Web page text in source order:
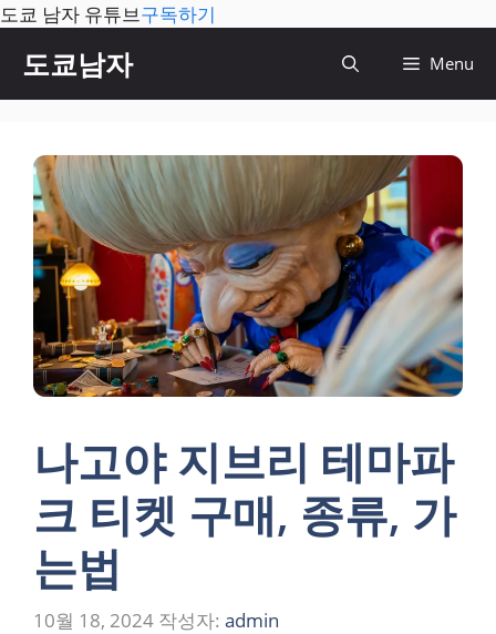
도쿄 남자 유튜브구독하기
츠
도쿄남자 Menu
나고야 지브리 테마파
크 티켓 구매, 종류, 가
는법
10월 18, 2024 작성자: admin